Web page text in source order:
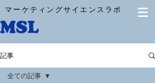
マーケティングサイエンスラボ
記事
全ての記事